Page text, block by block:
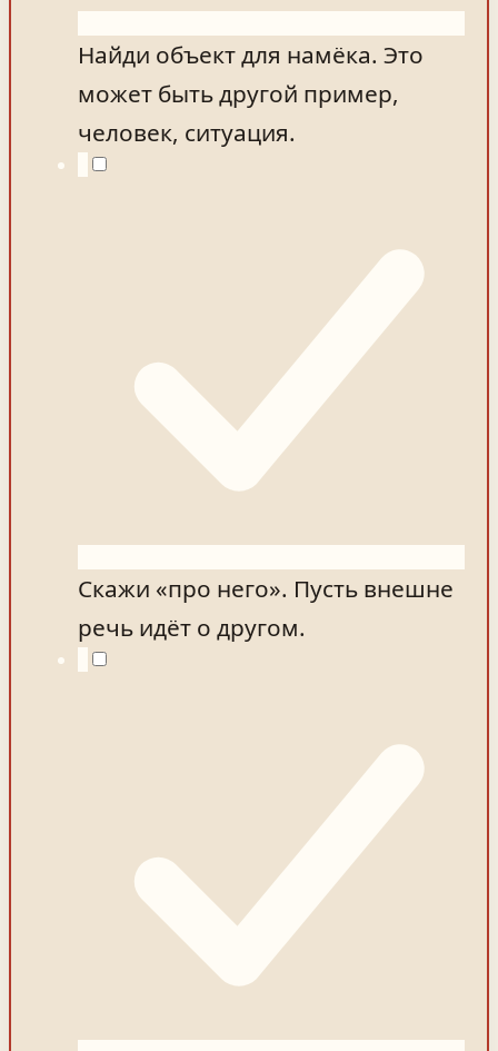
Найди объект для намёка. Это
может быть другой пример,
человек, ситуация.
Скажи «про него». Пусть внешне
речь идёт о другом.